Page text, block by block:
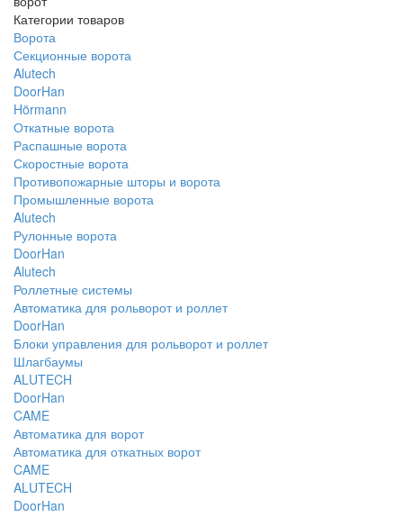
Категории товаров
Ворота
Секционные ворота
Alutech
DoorHan
Hörmann
Откатные ворота
Распашные ворота
Скоростные ворота
Противопожарные шторы и ворота
Промышленные ворота
Alutech
Рулонные ворота
DoorHan
Alutech
Роллетные системы
Автоматика для рольворот и роллет
DoorHan
Блоки управления для рольворот и роллет
Шлагбаумы
ALUTECH
DoorHan
CAME
Автоматика для ворот
Автоматика для откатных ворот
CAME
ALUTECH
DoorHan